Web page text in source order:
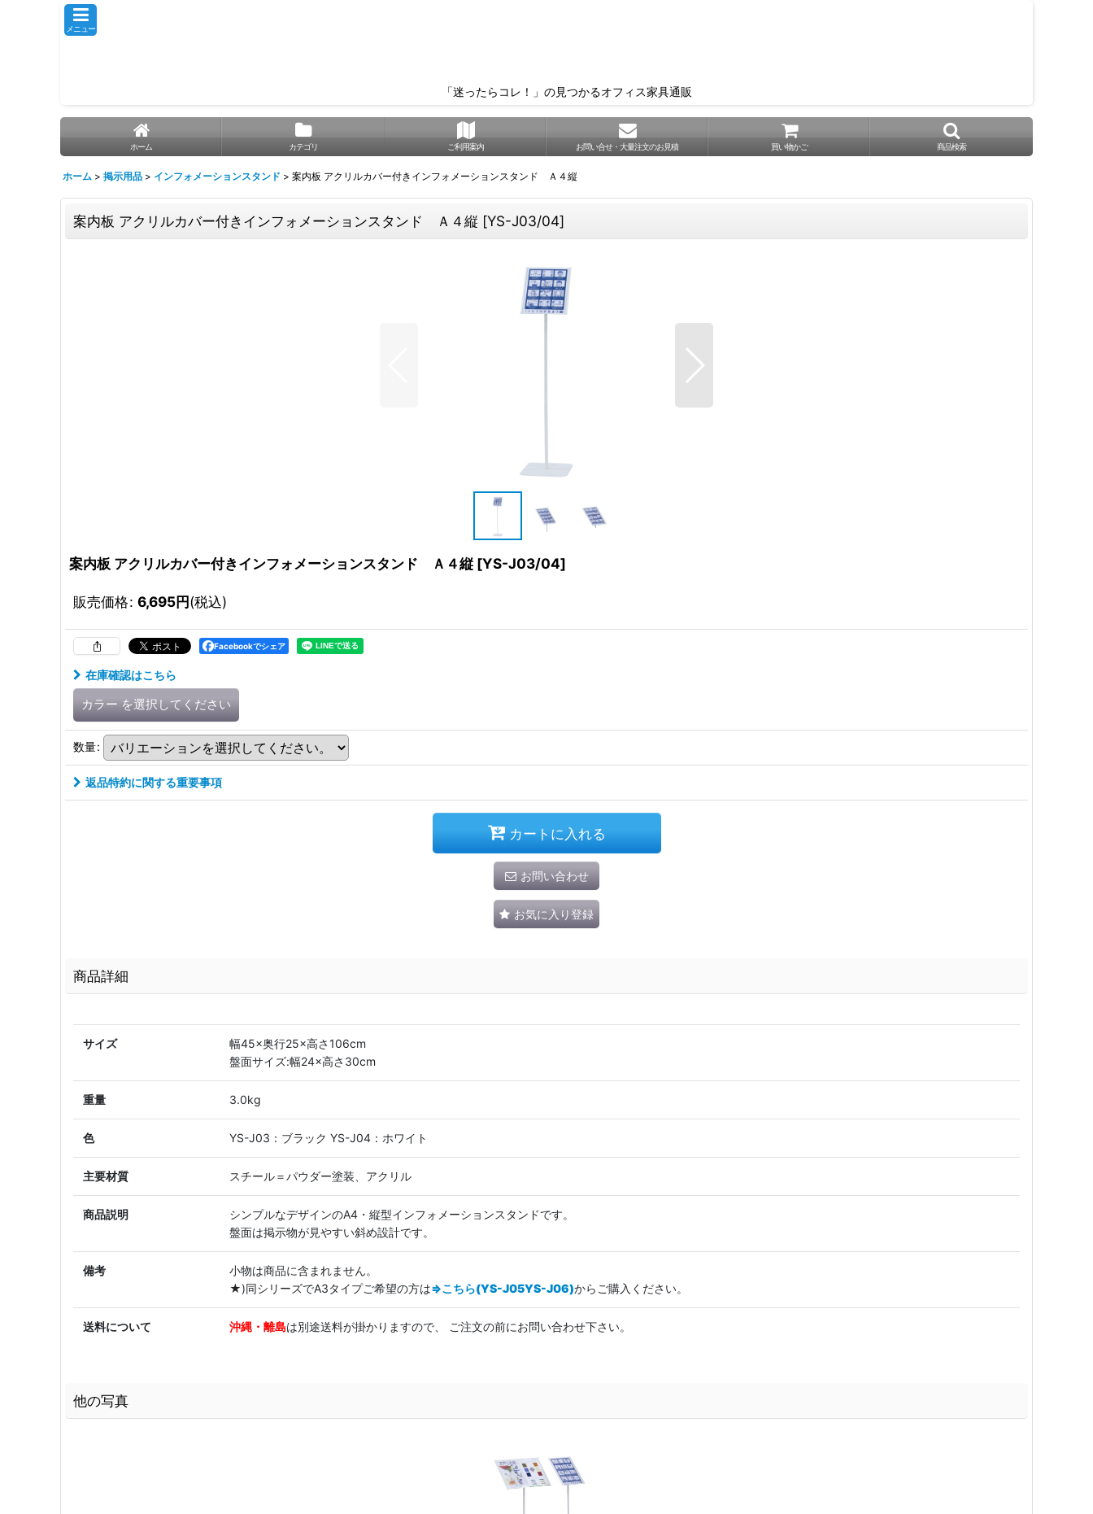
メニュー
「迷ったらコレ！」の見つかるオフィス家具通販
ホーム カテゴリ ご利用案内 お問い合せ・大量注文のお見積 買い物かご 商品検索
ホーム > 掲示用品 > インフォメーションスタンド > 案内板 アクリルカバー付きインフォメーションスタンド Ａ４縦
案内板 アクリルカバー付きインフォメーションスタンド Ａ４縦 [YS-J03/04]
案内板 アクリルカバー付きインフォメーションスタンド Ａ４縦 [YS-J03/04]
販売価格: 6,695円(税込)
Facebookでシェア
在庫確認はこちら
カラー を選択してください
数量:
返品特約に関する重要事項
カートに入れる
お問い合わせ
お気に入り登録
商品詳細
サイズ
幅45×奥行25×高さ106cm
盤面サイズ:幅24×高さ30cm
重量 3.0kg
色 YS-J03：ブラック YS-J04：ホワイト
主要材質 スチール＝パウダー塗装、アクリル
商品説明
シンプルなデザインのA4・縦型インフォメーションスタンドです。
盤面は掲示物が見やすい斜め設計です。
備考
小物は商品に含まれません。
★)同シリーズでA3タイプご希望の方は⇒こちら(YS-J05YS-J06)からご購入ください。
送料について 沖縄・離島は別途送料が掛かりますので、 ご注文の前にお問い合わせ下さい。
他の写真